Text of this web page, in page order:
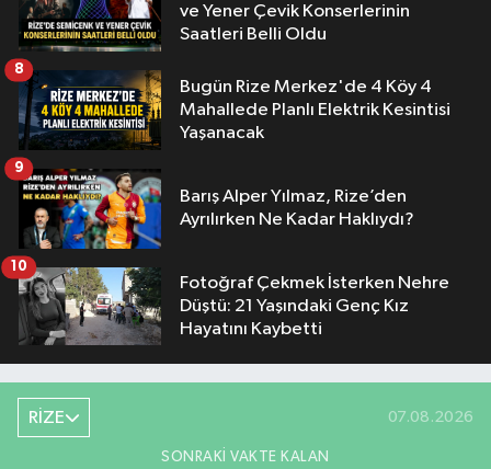
ve Yener Çevik Konserlerinin
Saatleri Belli Oldu
Bugün Rize Merkez'de 4 Köy 4
Mahallede Planlı Elektrik Kesintisi
Yaşanacak
8
Barış Alper Yılmaz, Rize’den
Ayrılırken Ne Kadar Haklıydı?
9
Fotoğraf Çekmek İsterken Nehre
Düştü: 21 Yaşındaki Genç Kız
Hayatını Kaybetti
10
RİZE 07.08.2026
SONRAKI VAKTE KALAN